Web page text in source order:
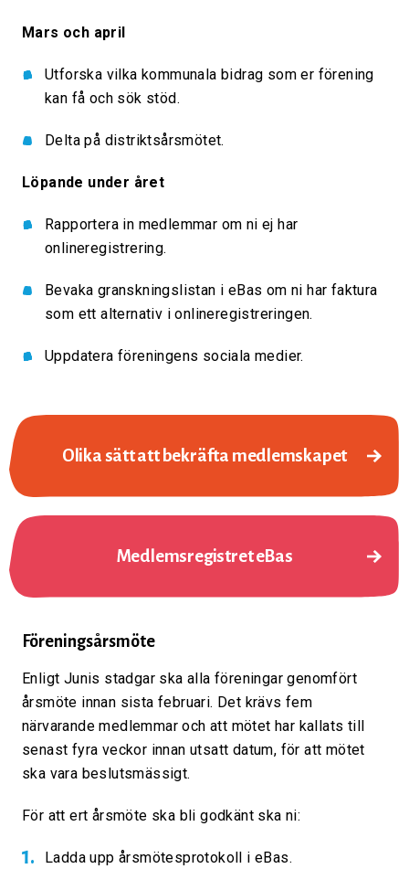
Mars och april
Utforska vilka kommunala bidrag som er förening
kan få och sök stöd.
Delta på distriktsårsmötet.
Löpande under året
Rapportera in medlemmar om ni ej har
onlineregistrering.
Bevaka granskningslistan i eBas om ni har faktura
som ett alternativ i onlineregistreringen.
Uppdatera föreningens sociala medier.
Olika sätt att bekräfta medlemskapet
Medlemsregistret eBas
Föreningsårsmöte
Enligt Junis stadgar ska alla föreningar genomfört
årsmöte innan sista februari. Det krävs fem
närvarande medlemmar och att mötet har kallats till
senast fyra veckor innan utsatt datum, för att mötet
ska vara beslutsmässigt.
För att ert årsmöte ska bli godkänt ska ni:
Ladda upp årsmötesprotokoll i eBas.